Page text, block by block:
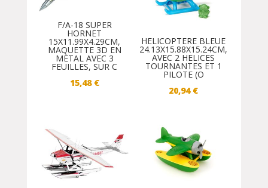
F/A-18 SUPER
HORNET
15X11.99X4.29CM,
MAQUETTE 3D EN
METAL AVEC 3
FEUILLES, SUR C
15,48 €
HELICOPTERE BLEUE
24.13X15.88X15.24CM,
AVEC 2 HELICES
TOURNANTES ET 1
PILOTE (O
20,94 €